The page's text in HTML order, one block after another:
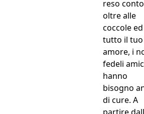
reso
oltre alle
coccole
tutto il tuo
amore, i
fedeli
hanno
bisogno
di cure. A